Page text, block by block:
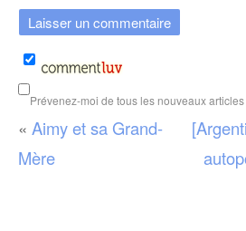
Prévenez-moi de tous les nouveaux
« Aimy et sa Grand-
Mère